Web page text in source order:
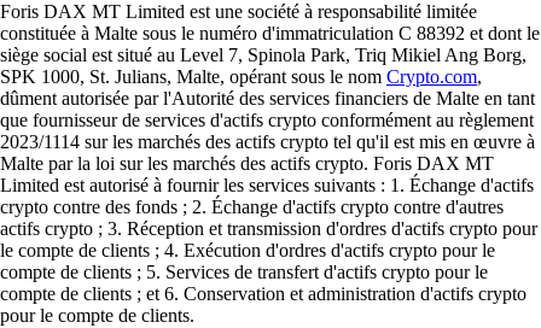
Foris DAX MT Limited est une société à responsabilité limitée
constituée à Malte sous le numéro d'immatriculation C 88392 et dont le
siège social est situé au Level 7, Spinola Park, Triq Mikiel Ang Borg,
SPK 1000, St. Julians, Malte, opérant sous le nom Crypto.com,
dûment autorisée par l'Autorité des services financiers de Malte en tant
que fournisseur de services d'actifs crypto conformément au règlement
2023/1114 sur les marchés des actifs crypto tel qu'il est mis en œuvre à
Malte par la loi sur les marchés des actifs crypto. Foris DAX MT
Limited est autorisé à fournir les services suivants : 1. Échange d'actifs
crypto contre des fonds ; 2. Échange d'actifs crypto contre d'autres
actifs crypto ; 3. Réception et transmission d'ordres d'actifs crypto pour
le compte de clients ; 4. Exécution d'ordres d'actifs crypto pour le
compte de clients ; 5. Services de transfert d'actifs crypto pour le
compte de clients ; et 6. Conservation et administration d'actifs crypto
pour le compte de clients.